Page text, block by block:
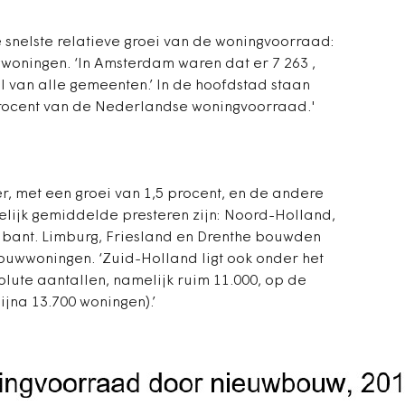
snelste relatieve groei van de woningvoorraad:
‘In Amsterdam waren dat er 7 263 ,
alle gemeenten.’ In de hoofdstad staan
van de Nederlandse woningvoorraad.'
met een groei van 1,5 procent, en de andere
gemiddelde presteren zijn: Noord-Holland,
Limburg, Friesland en Drenthe bouwden
‘Zuid-Holland ligt ook onder het
aantallen, namelijk ruim 11.000, op de
13.700 woningen).’